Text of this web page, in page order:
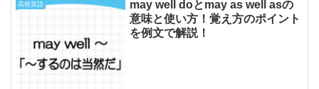
高校英語
may well doとmay as well asの
意味と使い方！覚え方のポイント
を例文で解説！